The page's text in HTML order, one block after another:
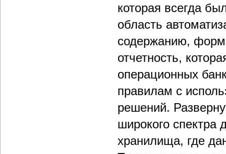
которая всегда
область
содержанию,
отчетность,
операционных
правилам с
решений.
широкого спектра
хранилища, где